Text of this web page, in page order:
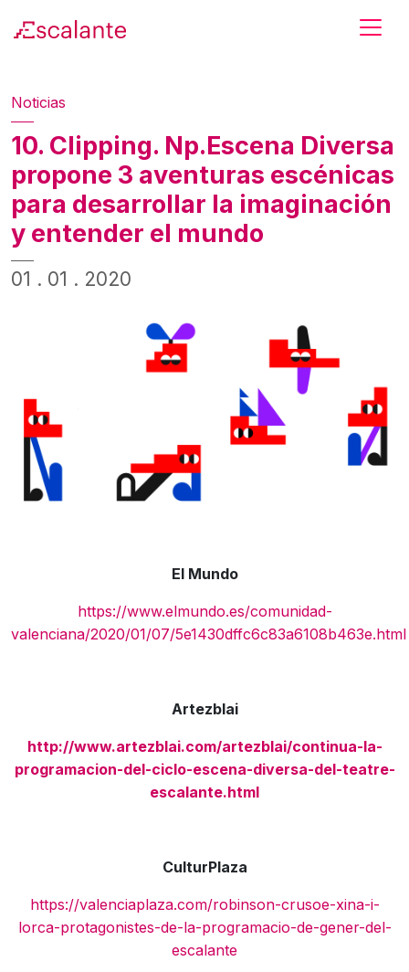
Noticias
10. Clipping. Np.Escena Diversa
propone 3 aventuras escénicas
para desarrollar la imaginación
y entender el mundo
01 . 01 . 2020
El Mundo
https://www.elmundo.es/comunidad-
valenciana/2020/01/07/5e1430dffc6c83a6108b463e.html
Artezblai
http://www.artezblai.com/artezblai/continua-la-
programacion-del-ciclo-escena-diversa-del-teatre-
escalante.html
CulturPlaza
https://valenciaplaza.com/robinson-crusoe-xina-i-
lorca-protagonistes-de-la-programacio-de-gener-del-
escalante